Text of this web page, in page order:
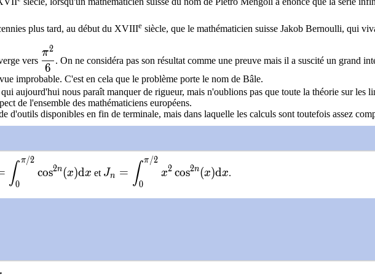
plus tard, au début du XVIIIe siècle, que le mathématicien suisse Jakob Bernoulli, qui
vers
\dfrac{\pi^2}{6}
6
π2
. On ne considéra pas son résultat comme une preuve mais il a suscité un grand
improbable. C'est en cela que le problème porte le nom de Bâle.
aujourd'hui nous paraît manquer de rigueur, mais n'oublions pas que toute la théorie sur les
de l'ensemble des mathématiciens européens.
d'outils disponibles en fin de terminale, mais dans laquelle les calculs sont toutefois assez
2}\cos^{2n}(x)\text{d}x}
∫0
π/2
cos2n(x)dx et
\displaystyle{J_n=\int_0^{\pi/
Jn = ∫0
π/2
x2 cos2n(x)dx.